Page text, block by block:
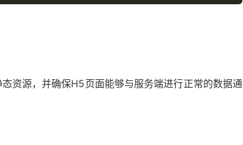
资源，并确保H5页面能够与服务端进行正常的数据通